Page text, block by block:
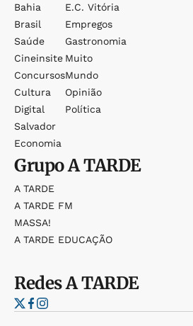
Bahia
Brasil
Saúde
Cineinsite
Concursos
Cultura
Digital
Salvador
Economia
E.c. Vitória
Empregos
Gastronomia
Muito
Mundo
Opinião
Política
GrupoA TARDE
A TARDE
A TARDE FM
MASSA!
A TARDE EDUCAÇÃO
RedesA TARDE